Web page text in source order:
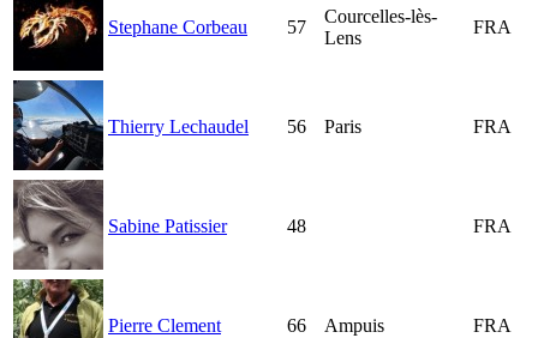
Stephane Corbeau 57
Courcelles-lès-
Lens
FRA
Thierry Lechaudel 56 Paris FRA
Sabine Patissier 48 FRA
Pierre Clement 66 Ampuis FRA